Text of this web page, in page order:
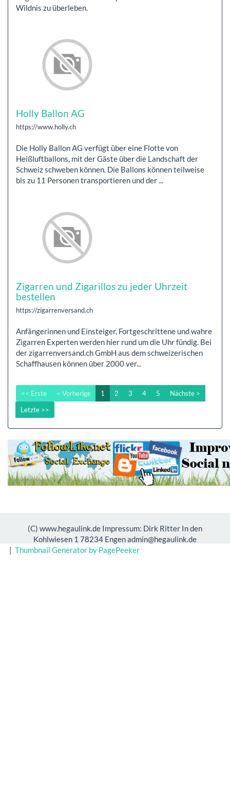
Wildnis zu überleben.
Holly Ballon AG
https://www.holly.ch
Die Holly Ballon AG verfügt über eine Flotte von
Heißluftballons, mit der Gäste über die Landschaft der
Schweiz schweben können. Die Ballons können teilweise
bis zu 11 Personen transportieren und der ...
Zigarren und Zigarillos zu jeder Uhrzeit
bestellen
https://zigarrenversand.ch
Anfängerinnen und Einsteiger, Fortgeschrittene und wahre
Zigarren Experten werden hier rund um die Uhr fündig. Bei
der zigarrenversand.ch GmbH aus dem schweizerischen
Schaffhausen können über 2000 ver...
<< Erste < Vorherige 1 2 3 4 5
Nächste >
Letzte >>
(C) www.hegaulink.de Impressum: Dirk Ritter In den
Kohlwiesen 1 78234 Engen admin@hegaulink.de
| Thumbnail Generator by PagePeeker